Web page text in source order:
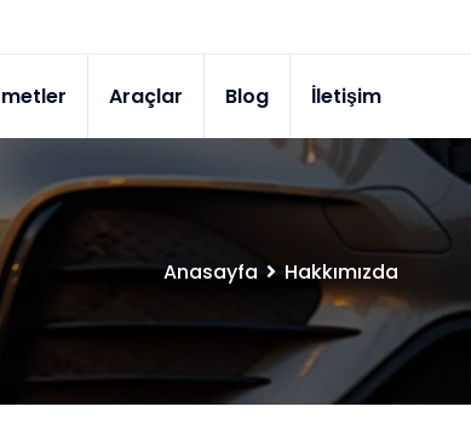
Araçlar Blog İletişim
Anasayfa Hakkımızda